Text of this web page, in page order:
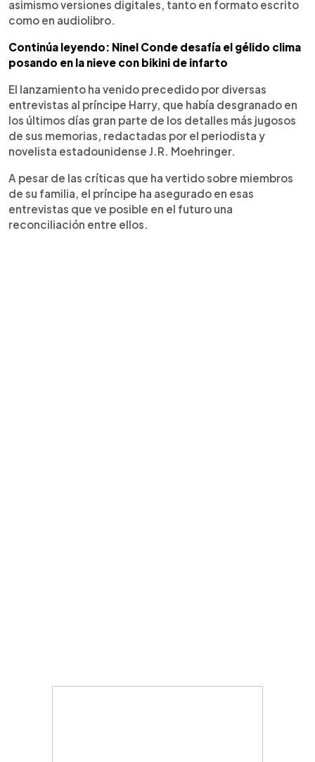
asimismo versiones digitales, tanto en formato escrito
como en audiolibro.
Continúa leyendo: Ninel Conde desafía el gélido clima
posando en la nieve con bikini de infarto
El lanzamiento ha venido precedido por diversas
entrevistas al príncipe Harry, que había desgranado en
los últimos días gran parte de los detalles más jugosos
de sus memorias, redactadas por el periodista y
novelista estadounidense J.R. Moehringer.
A pesar de las críticas que ha vertido sobre miembros
de su familia, el príncipe ha asegurado en esas
entrevistas que ve posible en el futuro una
reconciliación entre ellos.